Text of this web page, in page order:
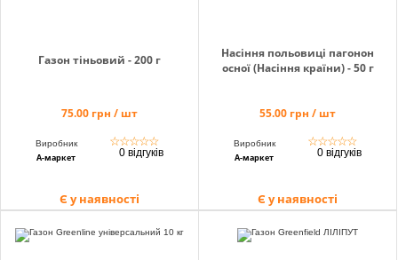
Газон тіньовий - 200 г
75.00 грн / шт
Виробник
А-маркет
☆☆☆☆☆
0 відгуків
Є у наявності
Насіння польовиці пагонон
осної (Насіння країни) - 50 г
55.00 грн / шт
Виробник
А-маркет
☆☆☆☆☆
0 відгуків
Є у наявності